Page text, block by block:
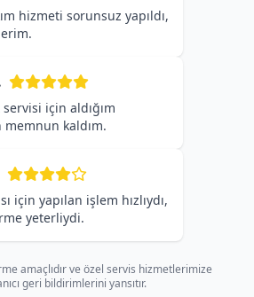
hizmeti sorunsuz yapıldı,
için aldığım
kaldım.
için yapılan işlem hızlıydı,
yeterliydi.
amaçlıdır ve özel servis hizmetlerimize
geri bildirimlerini yansıtır.